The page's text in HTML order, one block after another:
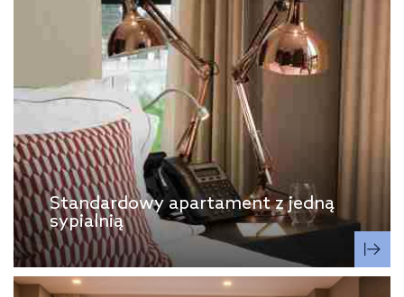
Standardowy apartament z jedną
sypialnią